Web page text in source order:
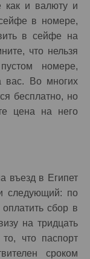
и валюту и
в номере,
в сейфе на
что нельзя
номере,
вас. Во многих
бесплатно, но
цена на него
въезд в Египет
следующий: по
сбор в
на тридцать
что паспорт
сроком